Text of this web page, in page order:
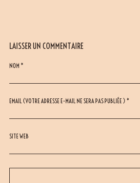
LAISSER UN COMMENTAIRE
NOM *
EMAIL (VOTRE ADRESSE E-MAIL NE SERA PAS PUBLIÉE ) *
SITE WEB